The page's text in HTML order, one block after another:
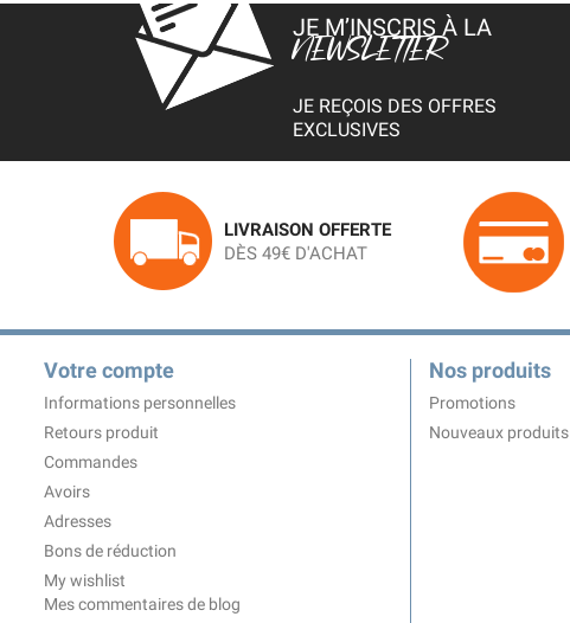
JE M’INSCRIS À LA
NEWSLETTER
JE REÇOIS DES OFFRES
EXCLUSIVES
LIVRAISON OFFERTE
DÈS 49€ D'ACHAT
Votre compte
Informations personnelles
Retours produit
Commandes
Avoirs
Adresses
Bons de réduction
My wishlist
Mes commentaires de blog
Nos produits
Promotions
Nouveaux produits